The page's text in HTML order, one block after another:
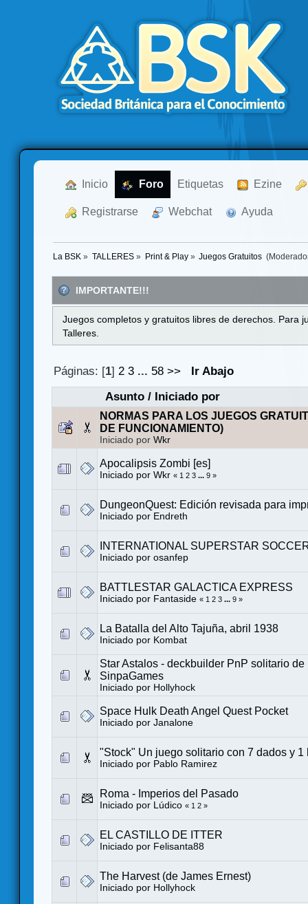
Inicio Foro Etiquetas Ezine
Registrarse Webchat Ayuda
La BSK » TALLERES» Print & Play» Juegos Gratuitos
IMPORTANTE!!!
Juegos completos y gratuitos libres de derechos. Para
Talleres.
Páginas: [1] 2 3 ... 58 >>
Ir Abajo
Asunto/ Iniciado por
NORMAS PARA LOS JUEGOS
DE FUNCIONAMIENTO)
Iniciado por Wkr
Apocalipsis Zombi [es]
Iniciado por Wkr « 1 2 3 ... 9 »
DungeonQuest: Edición revisada para
Iniciado por Endreth
INTERNATIONAL SUPERSTAR
Iniciado por osanfep
BATTLESTAR GALACTICA EXPRESS
Iniciado por Fantaside « 1 2 3 ... 9 »
La Batalla del Alto Tajuña, abril 1938
Iniciado por Kombat
Star Astalos - deckbuilder PnP solitario de
SinpaGames
Iniciado por Hollyhock
Space Hulk Death Angel Quest Pocket
Iniciado por Janalone
"Stock" Un juego solitario con 7 dados y 1
Iniciado por Pablo Ramirez
Roma - Imperios del Pasado
Iniciado por Lúdico « 1 2 »
EL CASTILLO DE ITTER
Iniciado por Felisanta88
The Harvest (de James Ernest)
Iniciado por Hollyhock